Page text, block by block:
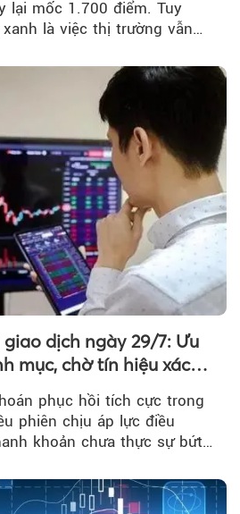
lại mốc 1.700 điểm. Tuy
là việc thị trường vẫn
trở lại.
dịch ngày 29/7: Ưu
mục, chờ tín hiệu xác
phục hồi tích cực trong
phiên chịu áp lực điều
khoản chưa thực sự bứt